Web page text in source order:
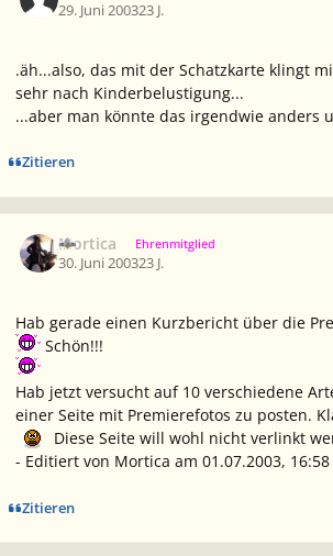
29. Juni 200323 J.
.äh...also, das mit der Schatzkarte klingt
sehr nach Kinderbelustigung...
...aber man könnte das irgendwie anders
Zitieren
Mortica Ehrenmitglied
30. Juni 200323 J.
Hab gerade einen Kurzbericht über die
Schön!!!
Hab jetzt versucht auf 10 verschiedene
einer Seite mit Premierefotos zu posten.
Diese Seite will wohl nicht verlinkt
- Editiert von Mortica am 01.07.2003, 16:58
Zitieren